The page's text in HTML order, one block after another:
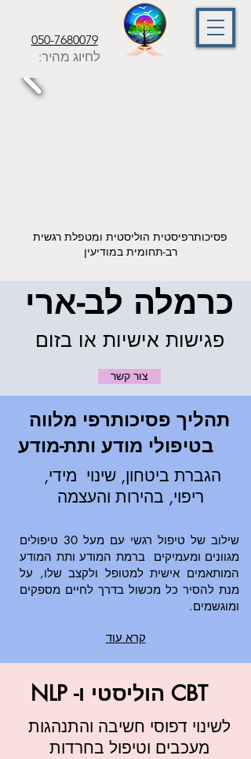
לחיוג מהיר:
050-7680079
פסיכותרפיסטית הוליסטית ומטפלת רגשית
רב-תחומית במודיעין
פגישות אישיות או בזום
צור קשר
בטיפולי מודע ותת-מודע
ריפוי, בהירות והעצמה
שילוב של טיפול רגשי עם מעל 30 טיפולים
מגוונים ומעמיקים ברמת המודע ותת המודע
המותאמים אישית למטופל ולקצב שלו, על
מנת להסיר כל מכשול בדרך לחיים מספקים
ומוגשמים.
קרא עוד
CBT הוליסטי ו- NLP
במודיעין
לשינוי דפוסי חשיבה והתנהגות
מעכבים וטיפול בחרדות